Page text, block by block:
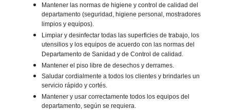
Mantener las normas de higiene y control de calidad del
departamento (seguridad, higiene personal, mostradores
limpios y equipos).
Limpiar y desinfectar todas las superficies de trabajo, los
utensilios y los equipos de acuerdo con las normas del
Departamento de Sanidad y de Control de calidad.
Mantener el piso libre de desechos y derrames.
Saludar cordialmente a todos los clientes y brindarles un
servicio rápido y cortés.
Mantener y usar correctamente todos los equipos del
departamento, según se requiera.